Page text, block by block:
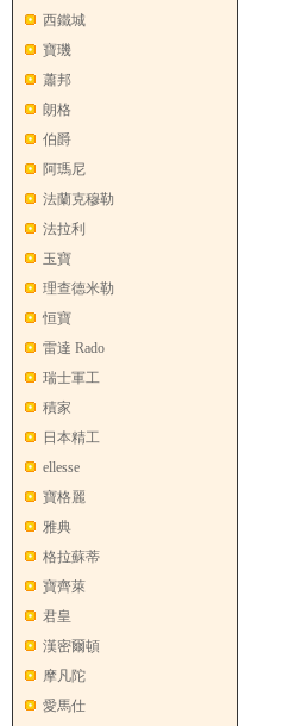
西鐵城
寶璣
蕭邦
朗格
伯爵
阿瑪尼
法蘭克穆勒
法拉利
玉寶
理查德米勒
恒寶
雷達 Rado
瑞士軍工
積家
日本精工
ellesse
寶格麗
雅典
格拉蘇蒂
寶齊萊
君皇
漢密爾頓
摩凡陀
愛馬仕